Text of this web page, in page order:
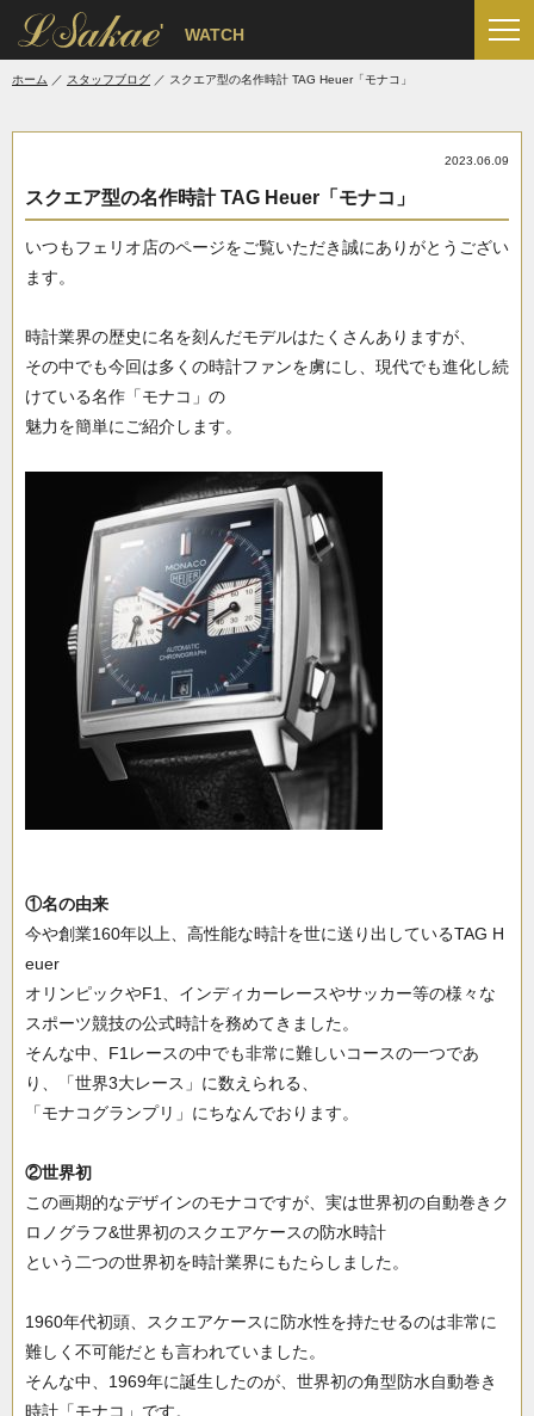
' WATCH
ホーム スタッフブログ スクエア型の名作時計 TAG Heuer「モナコ」
2023.06.09
スクエア型の名作時計 TAG Heuer「モナコ」
いつもフェリオ店のページをご覧いただき誠にありがとうござい
ます。
時計業界の歴史に名を刻んだモデルはたくさんありますが、
その中でも今回は多くの時計ファンを虜にし、現代でも進化し続
けている名作「モナコ」の
魅力を簡単にご紹介します。
①名の由来
今や創業160年以上、高性能な時計を世に送り出しているTAG H
euer
オリンピックやF1、インディカーレースやサッカー等の様々な
スポーツ競技の公式時計を務めてきました。
そんな中、F1レースの中でも非常に難しいコースの一つであ
り、「世界3大レース」に数えられる、
「モナコグランプリ」にちなんでおります。
②世界初
この画期的なデザインのモナコですが、実は世界初の自動巻きク
ロノグラフ&世界初のスクエアケースの防水時計
という二つの世界初を時計業界にもたらしました。
1960年代初頭、スクエアケースに防水性を持たせるのは非常に
難しく不可能だとも言われていました。
そんな中、1969年に誕生したのが、世界初の角型防水自動巻き
時計「モナコ」です。